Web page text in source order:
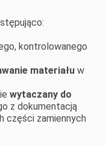
kontrolowanego
materiału w
wytaczany do
z dokumentacją
części zamiennych